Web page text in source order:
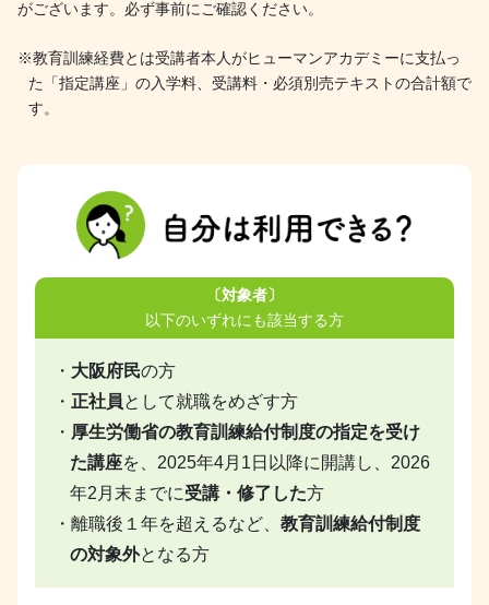
がございます。必ず事前にご確認ください。
※教育訓練経費とは受講者本人がヒューマンアカデミーに支払っ
た「指定講座」の入学料、受講料・必須別売テキストの合計額で
す。
〔対象者〕
以下のいずれにも該当する方
・ 大阪府民の方
・ 正社員として就職をめざす方
・ 厚生労働省の教育訓練給付制度の指定を受け
た講座を、2025年4月1日以降に開講し、2026
年2月末までに受講・修了した方
・離職後１年を超えるなど、 教育訓練給付制度
の対象外となる方